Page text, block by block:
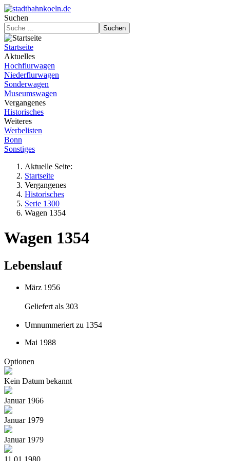
Suchen
Suchen
Startseite
Aktuelles
Hochflurwagen
Niederflurwagen
Sonderwagen
Museumswagen
Vergangenes
Historisches
Weiteres
Werbelisten
Bonn
Sonstiges
Aktuelle Seite:
Startseite
Vergangenes
Historisches
Serie 1300
Wagen 1354
Wagen 1354
Lebenslauf
März 1956
Geliefert als 303
Umnummeriert zu 1354
Mai 1988
Optionen
Kein Datum bekannt
Januar 1966
Januar 1979
Januar 1979
11.01.1980